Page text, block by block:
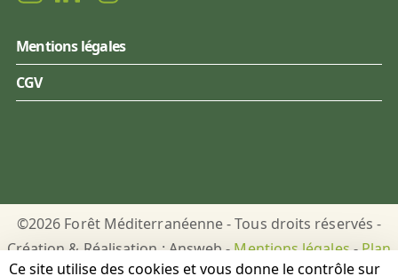
Mentions légales
CGV
©2026 Forêt Méditerranéenne - Tous droits réservés -
Création & Réalisation : Answeb -Mentions légales-Plan
Ce site utilise des cookies et vous donne le contrôle sur